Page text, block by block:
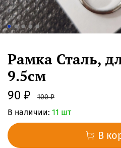
Рамка Сталь,
9.5см
90 ₽ 100 ₽
В наличии: 11 шт
В